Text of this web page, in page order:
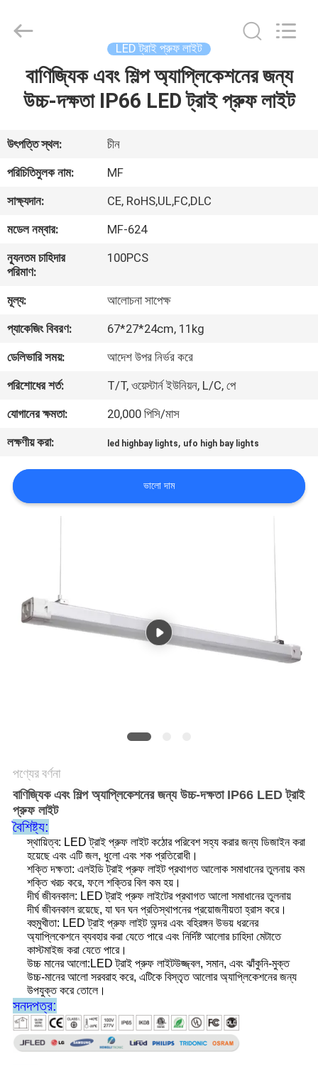
বাড়ি
ভিডিও
আমাদের
সম্পর্কে
ভ্রমণ
মান
নিয়ন্ত্রণ
যোগাযোগ
করুন
উদ্ধৃতির
সাইট
ম্যাপ
Lighting
Co.,Ltd..
LED ট্রাই প্রুফ লাইট
বাণিজ্যিক এবং শিল্প অ্যাপ্লিকেশনের জন্য
উচ্চ-দক্ষতা IP66 LED ট্রাই প্রুফ লাইট
উৎপত্তি স্থল:
চীন
পরিচিতিমুলক নাম:
MF
সাক্ষ্যদান:
CE, RoHS,UL,FC,DLC
মডেল নম্বার:
MF-624
ন্যূনতম চাহিদার
পরিমাণ:
100PCS
মূল্য:
আলোচনা সাপেক্ষ
প্যাকেজিং বিবরণ:
67*27*24cm, 11kg
ডেলিভারি সময়:
আদেশ উপর নির্ভর করে
পরিশোধের শর্ত:
T/T, ওয়েস্টার্ন ইউনিয়ন, L/C, পে
যোগানের ক্ষমতা:
20,000 পিসি/মাস
লক্ষণীয় করা:
led highbay lights, ufo high bay lights
ভালো দাম
পণ্যের বর্ণনা
বাণিজ্যিক এবং শিল্প অ্যাপ্লিকেশনের জন্য উচ্চ-দক্ষতা IP66 LED ট্রাই
প্রুফ লাইট
বৈশিষ্ট্য:
স্থায়িত্ব: LED ট্রাই প্রুফ লাইট কঠোর পরিবেশ সহ্য করার জন্য ডিজাইন করা
হয়েছে এবং এটি জল, ধুলো এবং শক প্রতিরোধী।
শক্তি দক্ষতা: এলইডি ট্রাই প্রুফ লাইট প্রথাগত আলোক সমাধানের তুলনায় কম
শক্তি খরচ করে, ফলে শক্তির বিল কম হয়।
দীর্ঘ জীবনকাল: LED ট্রাই প্রুফ লাইটের প্রথাগত আলো সমাধানের তুলনায়
দীর্ঘ জীবনকাল রয়েছে, যা ঘন ঘন প্রতিস্থাপনের প্রয়োজনীয়তা হ্রাস করে।
বহুমুখীতা: LED ট্রাই প্রুফ লাইট অন্দর এবং বহিরঙ্গন উভয় ধরনের
অ্যাপ্লিকেশনে ব্যবহার করা যেতে পারে এবং নির্দিষ্ট আলোর চাহিদা মেটাতে
কাস্টমাইজ করা যেতে পারে।
উচ্চ মানের আলো:LED ট্রাই প্রুফ লাইটউজ্জ্বল, সমান, এবং ঝাঁকুনি-মুক্ত
উচ্চ-মানের আলো সরবরাহ করে, এটিকে বিস্তৃত আলোর অ্যাপ্লিকেশনের জন্য
উপযুক্ত করে তোলে।
সনদপত্র: